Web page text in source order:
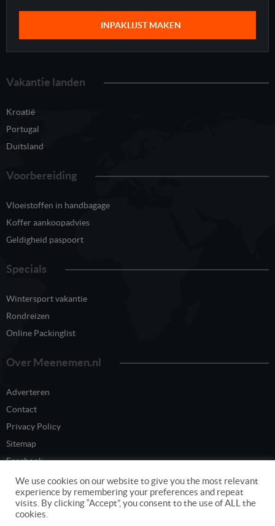
INPAKLIJST MAKEN
Vakantie landen
Kroatië
Portugal
Duitsland
Voorbereiding
Vloeistoffen in handbagage
Koffer aankoopadvies
Geldigheid paspoort
Specials
Wintersport vakantie
Rondreizen
Online Packinglist
Over Meenemen.nl
Adverteren
Contact
Privacy Policy
Sitemap
Facebook
Twitter
We use cookies on our website to give you the most relevant
experience by remembering your preferences and repeat
visits. By clicking “Accept”, you consent to the use of ALL the
cookies.